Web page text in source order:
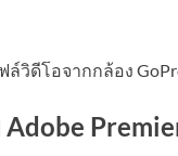
ล์วิดีโอจากกล้อง